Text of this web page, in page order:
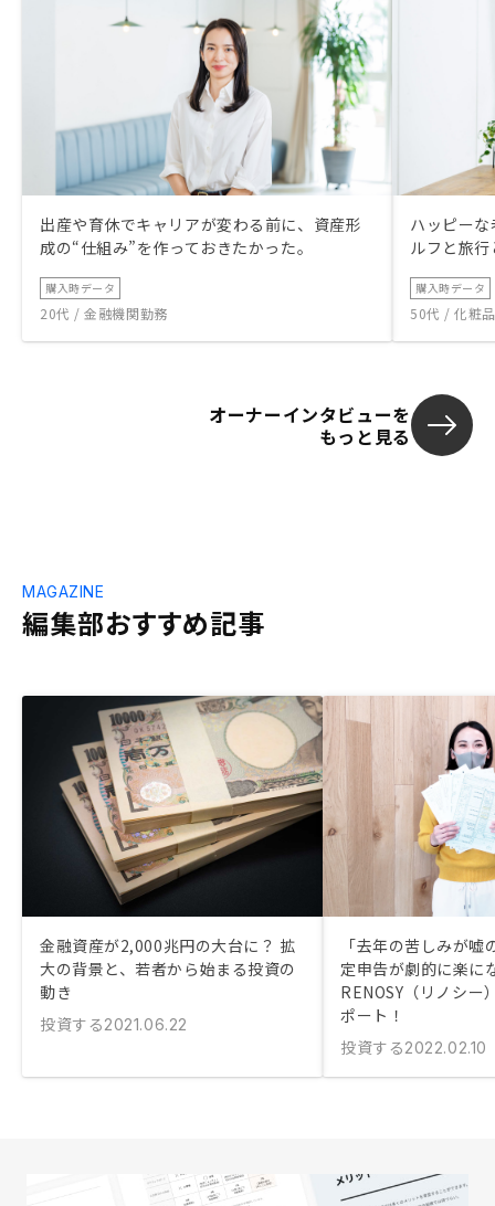
出産や育休でキャリアが変わる前に、資産形
成の“仕組み”を作っておきたかった。
購入時データ
20代 / 金融機関勤務
ハッピー
ルフと旅
購入時データ
50代 / 化粧
オーナーインタビューを
もっと見る
編集部おすすめ記事
MAGAZINE
金融資産が2,000兆円の大台に？ 拡
大の背景と、若者から始まる投資の
動き
投資する2021.06.22
「去年の苦しみが
定申告が劇的に楽に
RENOSY（リノシー
ポート！
投資する2022.02.10